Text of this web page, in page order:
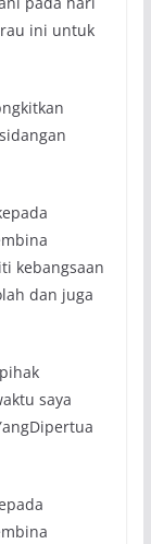
ini untuk
kebangsaan
dan juga
saya